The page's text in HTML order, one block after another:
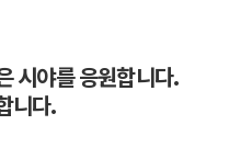
시야를 응원합니다.
니다.